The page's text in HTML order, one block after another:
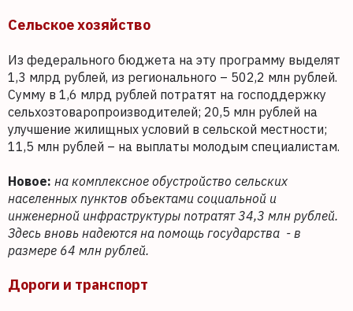
Сельское хозяйство
Из федерального бюджета на эту программу выделят
1,3 млрд рублей, из регионального – 502,2 млн рублей.
Сумму в 1,6 млрд рублей потратят на господдержку
сельхозтоваропроизводителей; 20,5 млн рублей на
улучшение жилищных условий в сельской местности;
11,5 млн рублей – на выплаты молодым специалистам.
Новое: на комплексное обустройство сельских
населенных пунктов объектами социальной и
инженерной инфраструктуры потратят 34,3 млн рублей.
Здесь вновь надеются на помощь государства - в
размере 64 млн рублей.
Дороги и транспорт